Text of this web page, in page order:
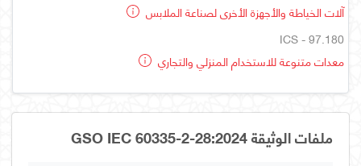
آلات الخياطة والأجهزة الأخرى لصناعة الملابس
ICS - 97.180
معدات متنوعة للاستخدام المنزلي والتجاري
ملفات الوثيقة GSO IEC 60335-2-28:2024